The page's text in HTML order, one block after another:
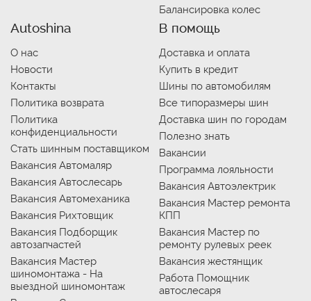
Балансировка колес
Autoshina
О нас
Новости
Контакты
Политика возврата
Политика
конфиденциальности
Стать шинным поставщиком
Вакансия Автомаляр
Вакансия Автослесарь
Вакансия Автомеханика
Вакансия Рихтовщик
Вакансия Подборщик
автозапчастей
Вакансия Мастер
шиномонтажа - На
выездной шиномонтаж
В помощь
Доставка и оплата
Купить в кредит
Шины по автомобилям
Все типоразмеры шин
Доставка шин по городам
Полезно знать
Вакансии
Программа лояльности
Вакансия Автоэлектрик
Вакансия Мастер ремонта
КПП
Вакансия Мастер по
ремонту рулевых реек
Вакансия жестянщик
Работа Помощник
автослесаря